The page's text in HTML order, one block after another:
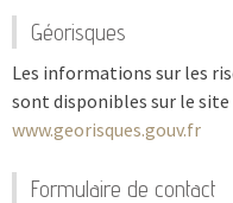
Géorisques
Les informations sur les
sont disponibles sur le site
www.georisques.gouv.fr
Formulaire de contact